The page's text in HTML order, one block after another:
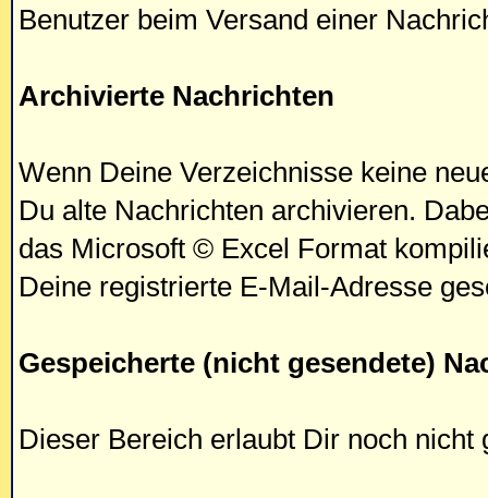
Benutzer beim Versand einer
Archivierte Nachrichten
Wenn Deine Verzeichnisse keine
Du alte Nachrichten archivieren.
das Microsoft © Excel Format
Deine registrierte E-Mail-Adresse
Gespeicherte (nicht gesendete)
Dieser Bereich erlaubt Dir noch